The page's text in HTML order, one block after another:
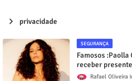
privacidade
SEGURANÇA
Famosos
receber
grave"Rafael Oliveira